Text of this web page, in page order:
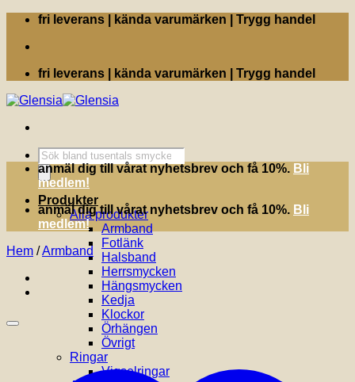
Skip
content
fri leverans | kända varumärken | Trygg handel
fri leverans | kända varumärken | Trygg handel
Produktsökning
Produkter
Alla produkter
Armband
Fotlänk
Halsband
Herrsmycken
Hängsmycken
Kedja
Klockor
Örhängen
Övrigt
Ringar
Vigselringar
anmäl dig till vårat nyhetsbrev och få 10%. Bli
medlem!
anmäl dig till vårat nyhetsbrev och få 10%. Bli
medlem!
Hem /Armband